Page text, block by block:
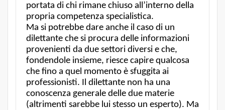
portata di chi rimane chiuso all’interno della
propria competenza specialistica.
Ma si potrebbe dare anche il caso di un
dilettante che si procura delle informazioni
provenienti da due settori diversi e che,
fondendole insieme, riesce capire qualcosa
che fino a quel momento è sfuggita ai
professionisti. Il dilettante non ha una
conoscenza generale delle due materie
(altrimenti sarebbe lui stesso un esperto). Ma